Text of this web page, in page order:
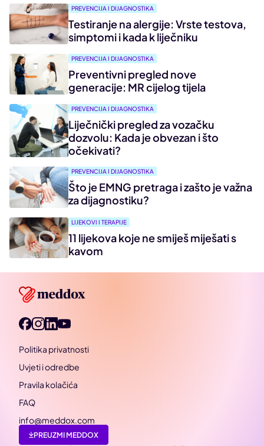
PREVENCIJA I DIJAGNOSTIKA
Testiranje na alergije: Vrste testova,
simptomi i kada k liječniku
PREVENCIJA I DIJAGNOSTIKA
Preventivni pregled nove
generacije: MR cijelog tijela
PREVENCIJA I DIJAGNOSTIKA
Liječnički pregled za vozačku
dozvolu: Kada je obvezan i što
očekivati?
PREVENCIJA I DIJAGNOSTIKA
Što je EMNG pretraga i zašto je važna
za dijagnostiku?
LIJEKOVI I TERAPIJE
11 lijekova koje ne smiješ miješati s
kavom
Politika privatnosti
Uvjeti i odredbe
Pravila kolačića
FAQ
info@meddox.com
PREUZMI MEDDOX